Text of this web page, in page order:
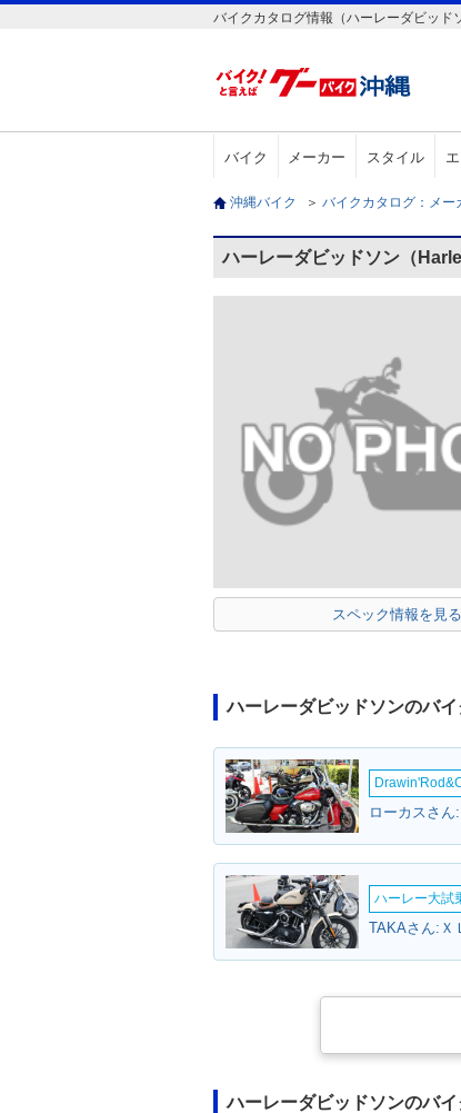
バイクカタログ情報（ハーレーダビッ
バイク メーカー スタイル
沖縄バイク ＞ バイクカタログ：メー
ハーレーダビッドソン（
スペック情報を見る
ハーレーダビッドソンのバ
ハーレー大試
ハーレーダビッドソンのバ